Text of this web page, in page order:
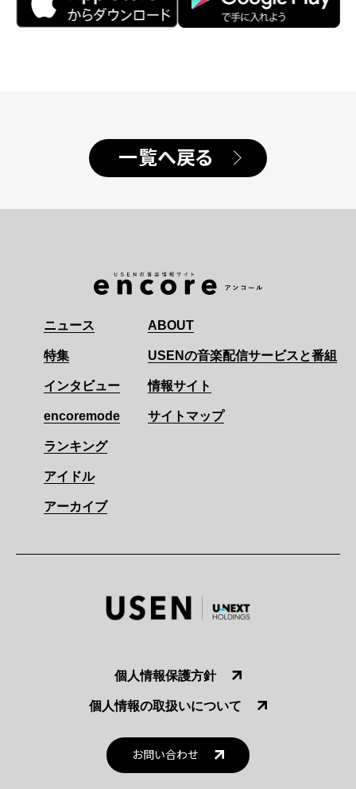
一覧へ戻る
ニュース
特集
インタビュー
encoremode
ランキング
アイドル
アーカイブ
ABOUT
USENの音楽配信サービスと番組
情報サイト
サイトマップ
個人情報保護方針
個人情報の取扱いについて
お問い合わせ